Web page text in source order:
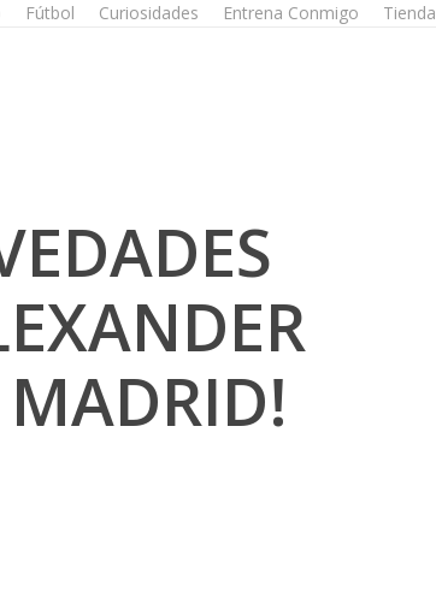
Fútbol Curiosidades Entrena Conmigo Tienda